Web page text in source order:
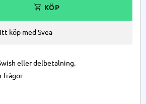
eller delbetalning.
frågor
köp med Svea